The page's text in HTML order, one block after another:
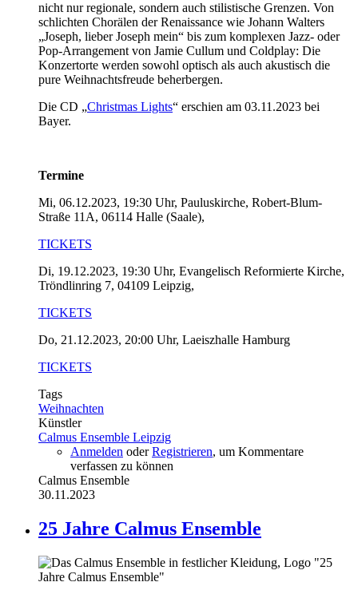
nicht nur regionale, sondern auch stilistische Grenzen. Von
schlichten Chorälen der Renaissance wie Johann Walters
„Joseph, lieber Joseph mein“ bis zum komplexen Jazz- oder
Pop-Arrangement von Jamie Cullum und Coldplay: Die
Konzertorte werden sowohl optisch als auch akustisch die
pure Weihnachtsfreude beherbergen.
Die CD „Christmas Lights“ erschien am 03.11.2023 bei
Bayer.
Termine
Mi, 06.12.2023, 19:30 Uhr, Pauluskirche, Robert-Blum-
Straße 11A, 06114 Halle (Saale),
TICKETS
Di, 19.12.2023, 19:30 Uhr, Evangelisch Reformierte Kirche,
Tröndlinring 7, 04109 Leipzig,
TICKETS
Do, 21.12.2023, 20:00 Uhr, Laeiszhalle Hamburg
TICKETS
Tags
Weihnachten
Künstler
Calmus Ensemble Leipzig
Anmelden oderRegistrieren, um Kommentare
verfassen zu können
Calmus Ensemble
30.11.2023
25 Jahre Calmus Ensemble